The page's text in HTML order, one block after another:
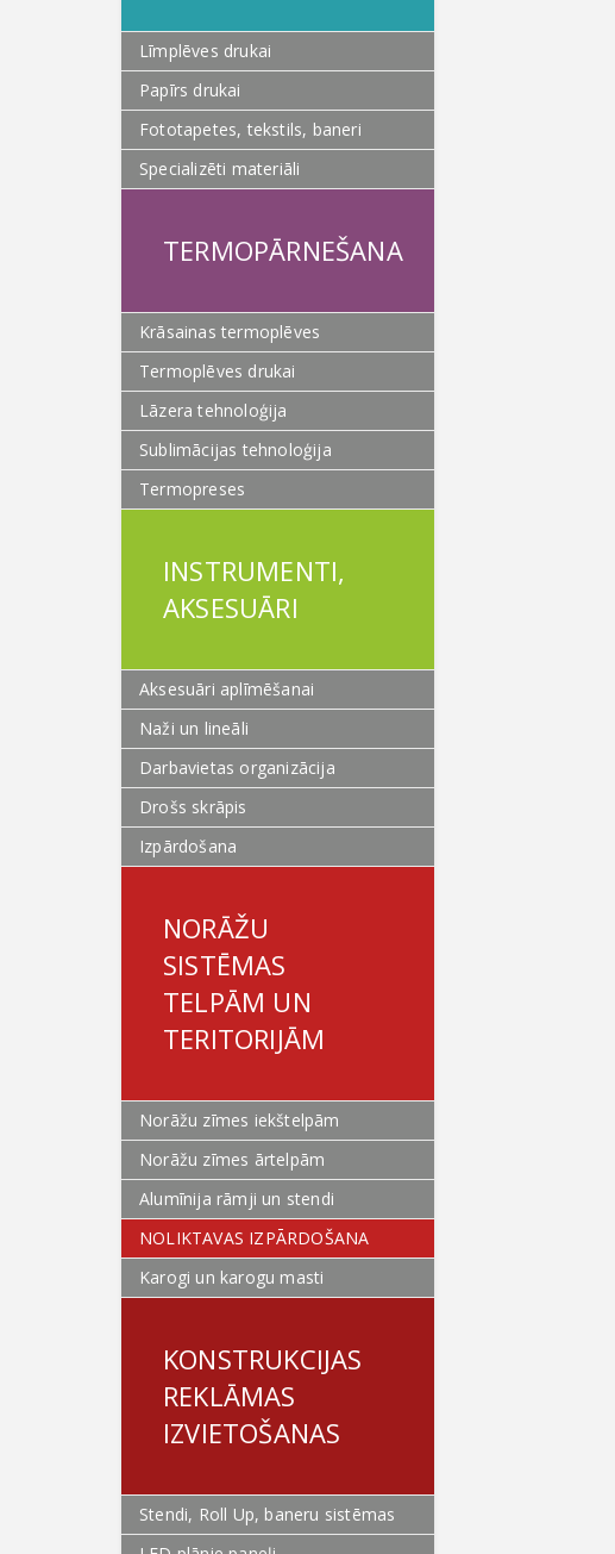
Līmplēves drukai
Papīrs drukai
Fototapetes, tekstils, baneri
Specializēti materiāli
TERMOPĀRNEŠANA
Krāsainas termoplēves
Termoplēves drukai
Lāzera tehnoloģija
Sublimācijas tehnoloģija
Termopreses
INSTRUMENTI,
AKSESUĀRI
Aksesuāri aplīmēšanai
Naži un lineāli
Darbavietas organizācija
Drošs skrāpis
Izpārdošana
NORĀŽU
SISTĒMAS
TELPĀM UN
TERITORIJĀM
Norāžu zīmes iekštelpām
Norāžu zīmes ārtelpām
Alumīnija rāmji un stendi
NOLIKTAVAS IZPĀRDOŠANA
Karogi un karogu masti
KONSTRUKCIJAS
REKLĀMAS
IZVIETOŠANAS
Stendi, Roll Up, baneru sistēmas